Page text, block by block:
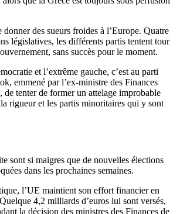
des sueurs froides à l’Europe. Quatre
législatives, les différents partis tentent tour
sans succès pour le moment.
et l’extrême gauche, c’est au parti
emmené par l’ex-ministre des Finances
de tenter de former un attelage improbable
rigueur et les partis minoritaires qui y sont
sont si maigres que de nouvelles élections
dans les prochaines semaines.
l’UE maintient son effort financier en
4,2 milliards d’euros lui sont versés,
la décision des ministres des Finances de